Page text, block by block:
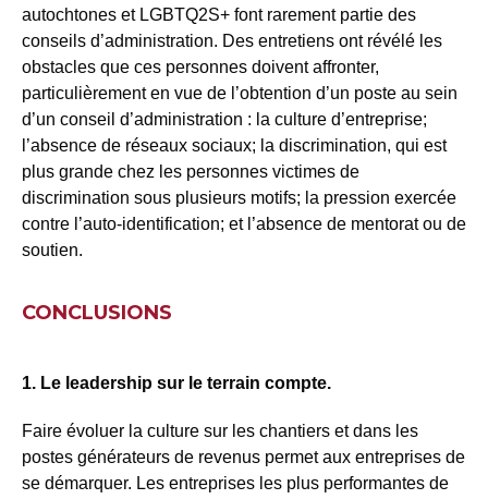
autochtones et LGBTQ2S+ font rarement partie des
conseils d’administration. Des entretiens ont révélé les
obstacles que ces personnes doivent affronter,
particulièrement en vue de l’obtention d’un poste au sein
d’un conseil d’administration : la culture d’entreprise;
l’absence de réseaux sociaux; la discrimination, qui est
plus grande chez les personnes victimes de
discrimination sous plusieurs motifs; la pression exercée
contre l’auto-identification; et l’absence de mentorat ou de
soutien.
CONCLUSIONS
1. Le leadership sur le terrain compte.
Faire évoluer la culture sur les chantiers et dans les
postes générateurs de revenus permet aux entreprises de
se démarquer. Les entreprises les plus performantes de